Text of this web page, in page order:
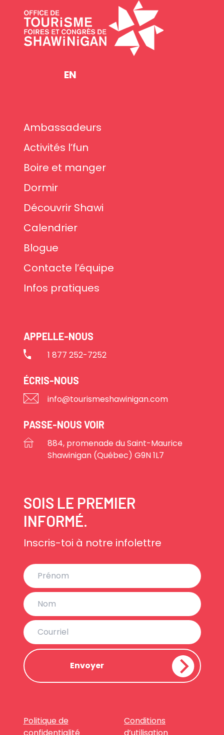
EN
Ambassadeurs
Activités l’fun
Boire et manger
Dormir
Découvrir Shawi
Calendrier
Blogue
Contacte l’équipe
Infos pratiques
APPELLE-NOUS
1 877 252-7252
ÉCRIS-NOUS
info@tourismeshawinigan.com
PASSE-NOUS VOIR
884, promenade du Saint-Maurice
Shawinigan (Québec) G9N 1L7
SOIS LE PREMIER
INFORMÉ.
Inscris-toi à notre infolettre
Politique de
Conditions